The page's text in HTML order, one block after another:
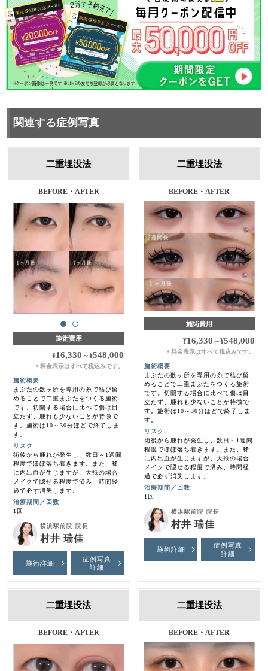
関連する症例写真
二重埋没法
施術前・1ヵ月後
施術費用
¥16,330 ～¥548,000
＊料金表示はすべて税込みです。
施術概要
まぶたの数ヶ所を専用の糸で結び留
めることで二重まぶたをつくる施術
です。切開する場合に比べて傷は目
立たず、腫れも少ないことが特徴で
す。施術は10～30分ほどで終了しま
す。
リスク
術後から腫れが発生し、数日～1週間
程度でほぼ落ち着きます。また、稀
に内出血が生じますが、大抵の場合
メイクで隠せる程度で済み、時間経
過で必ず消失します。
治療期間／回数
1回
横浜駅前院 院長
村井 瑞佳
施術詳細
症例写真
詳細
二重埋没法
BEFORE・AFTER
施術費用
¥16,330 ～¥548,000
＊ 料金表示はすべて税込みです。
施術概要
まぶたの数ヶ所を専用の糸で結び留
めることで二重まぶたをつくる施術
です。切開する場合に比べて傷は目
立たず、腫れも少ないことが特徴で
す。施術は10～30分ほどで終了しま
す。
リスク
術後から腫れが発生し、数日～1週間
程度でほぼ落ち着きます。また、稀
に内出血が生じますが、大抵の場合
メイクで隠せる程度で済み、時間経
過で必ず消失します。
治療期間／回数
1回
横浜駅前院 院長
村井 瑞佳
施術詳細
症例写真
詳細
二重埋没法
施術前・施術後・１ヶ月後
二重埋没法
BEFORE・AFTER